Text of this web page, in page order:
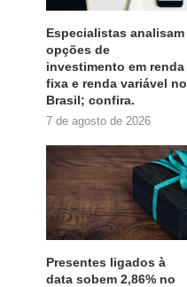
Especialistas analisam
opções de
investimento em renda
fixa e renda variável no
Brasil; confira.
7 de agosto de 2026
Presentes ligados à
data sobem 2,86% no